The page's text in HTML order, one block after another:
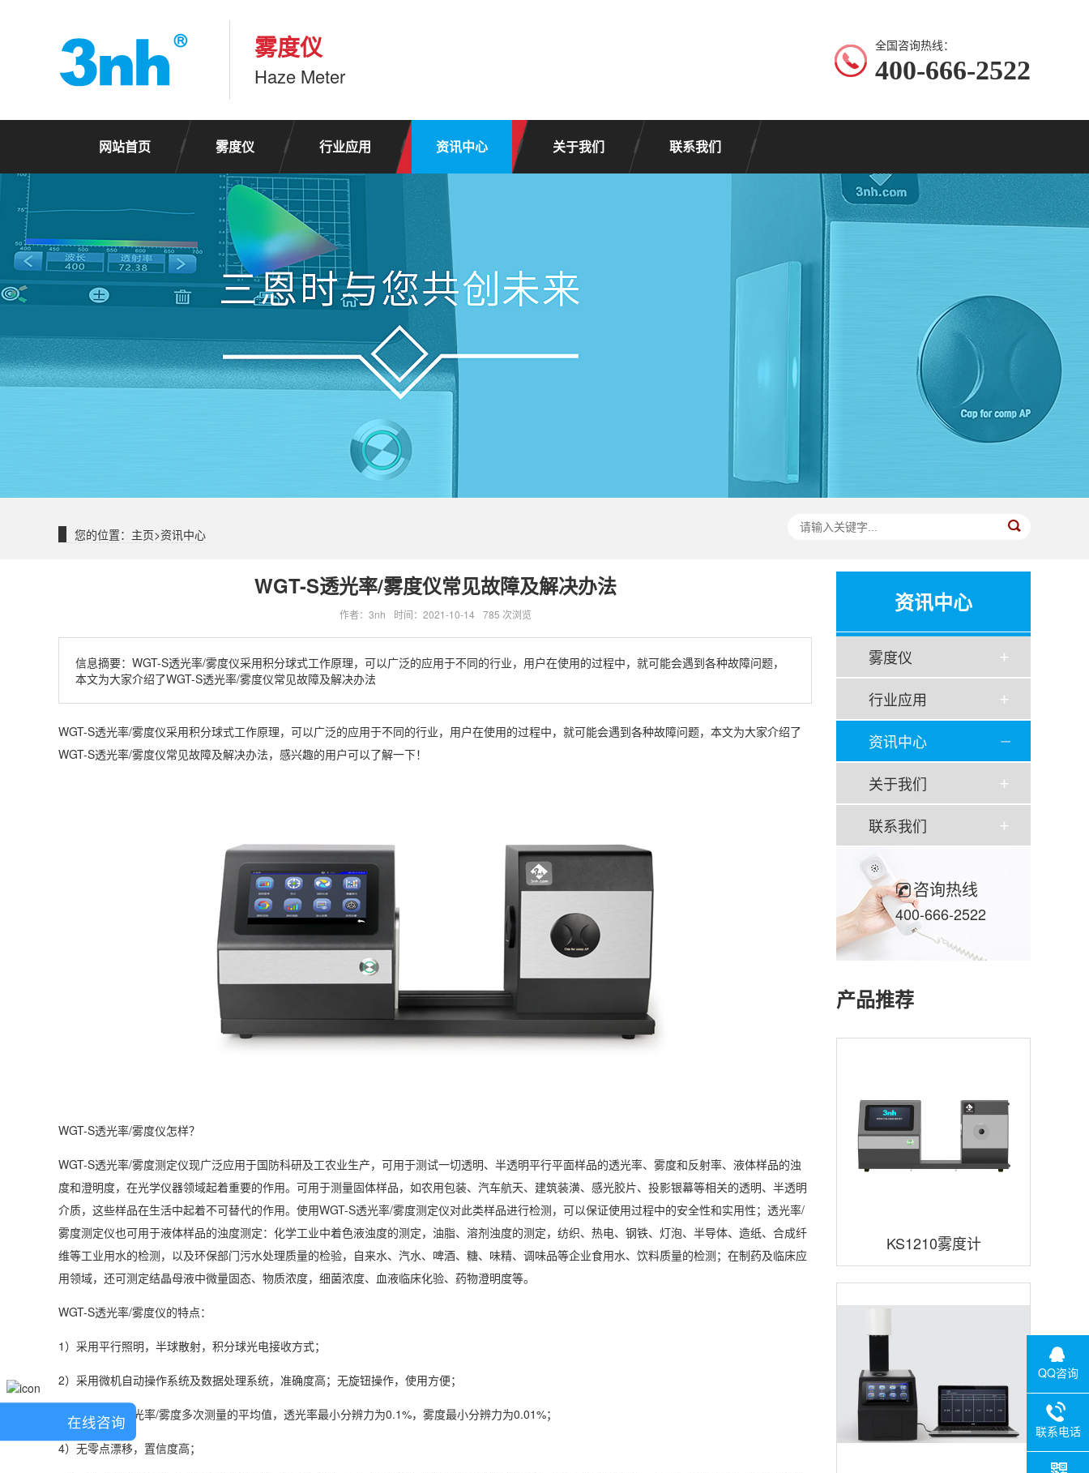
雾度仪
Haze Meter
全国咨询热线：
400-666-2522
网站首页 雾度仪 行业应用 资讯中心 关于我们 联系我们
您的位置： 主页>资讯中心
资讯中心
雾度仪
行业应用
资讯中心
关于我们
联系我们
咨询热线
400-666-2522
产品推荐
KS1210雾度计
WGT-S透光率/雾度仪常见故障及解决办法
作者：3nh 时间：2021-10-14 785 次浏览
信息摘要： WGT-S透光率/雾度仪采用积分球式工作原理，可以广泛的应用于不同的行业，用户在使用的过程中，就可能会遇到各种故障问题，
本文为大家介绍了WGT-S透光率/雾度仪常见故障及解决办法
WGT-S透光率/雾度仪采用积分球式工作原理，可以广泛的应用于不同的行业，用户在使用的过程中，就可能会遇到各种故障问题，本文为大家介绍了
WGT-S透光率/雾度仪常见故障及解决办法，感兴趣的用户可以了解一下！
WGT-S透光率/雾度仪怎样？
WGT-S透光率/雾度测定仪现广泛应用于国防科研及工农业生产，可用于测试一切透明、半透明平行平面样品的透光率、雾度和反射率、液体样品的浊
度和澄明度，在光学仪器领域起着重要的作用。可用于测量固体样品，如农用包装、汽车航天、建筑装潢、感光胶片、投影银幕等相关的透明、半透明
介质，这些样品在生活中起着不可替代的作用。使用WGT-S透光率/雾度测定仪对此类样品进行检测，可以保证使用过程中的安全性和实用性；透光率/
雾度测定仪也可用于液体样品的浊度测定：化学工业中着色液浊度的测定，油脂、溶剂浊度的测定，纺织、热电、钢铁、灯泡、半导体、造纸、合成纤
维等工业用水的检测，以及环保部门污水处理质量的检验，自来水、汽水、啤酒、糖、味精、调味品等企业食用水、饮料质量的检测；在制药及临床应
用领域，还可测定结晶母液中微量固态、物质浓度，细菌浓度、血液临床化验、药物澄明度等。
WGT-S透光率/雾度仪的特点：
1）采用平行照明，半球散射，积分球光电接收方式；
2）采用微机自动操作系统及数据处理系统，准确度高；无旋钮操作，使用方便；
3）自动显示透光率/雾度多次测量的平均值，透光率最小分辨力为0.1%，雾度最小分辨力为0.01%；
4）无零点漂移，置信度高；
QQ咨询
联系电话
在线咨询